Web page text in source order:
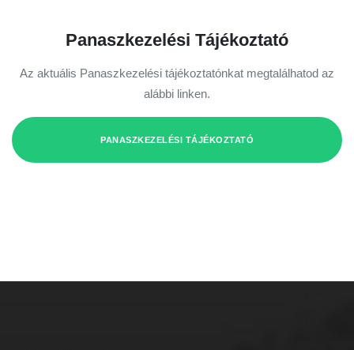
Panaszkezelési Tájékoztató
Az aktuális Panaszkezelési tájékoztatónkat megtalálhatod az
alábbi linken.
PANASZKEZELÉSI TÁJÉKOZTATÓ